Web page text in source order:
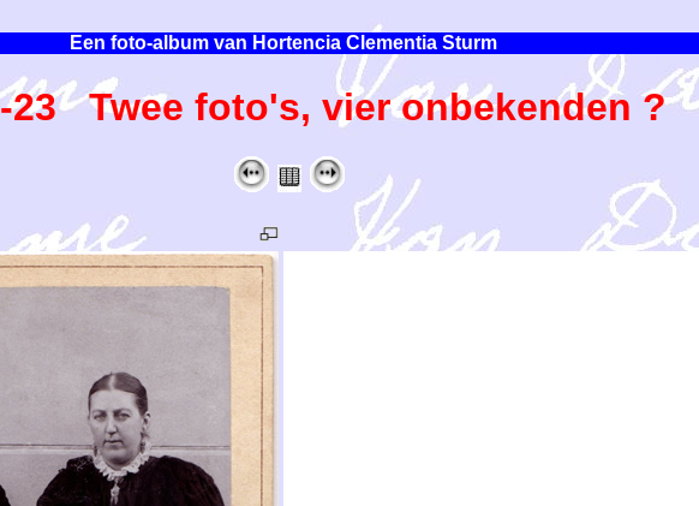
Een foto-album van Hortencia Clementia Sturm
23 Twee foto's, vier onbekenden ?